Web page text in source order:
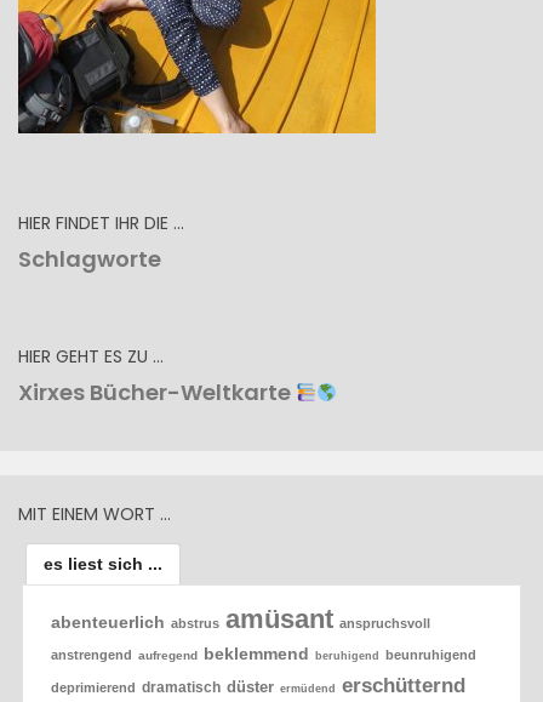
HIER FINDET IHR DIE …
Schlagworte
HIER GEHT ES ZU …
Xirxes Bücher-Weltkarte
MIT EINEM WORT …
es liest sich ...
abenteuerlich abstrus amüsant anspruchsvoll
anstrengend aufregend beklemmend beruhigend beunruhigend
deprimierend dramatisch düster ermüdend erschütternd